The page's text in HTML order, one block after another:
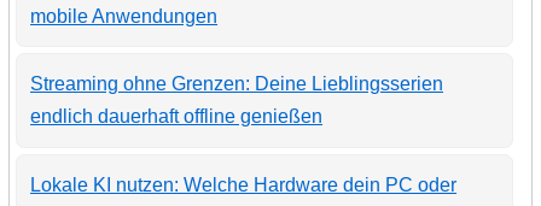
mobile Anwendungen
Streaming ohne Grenzen: Deine Lieblingsserien
endlich dauerhaft offline genießen
Lokale KI nutzen: Welche Hardware dein PC oder